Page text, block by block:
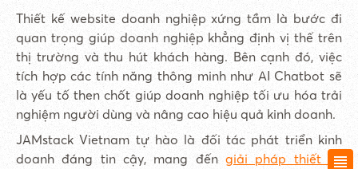
Thiết kế website doanh nghiệp xứng tầm là bước đi
quan trọng giúp doanh nghiệp khẳng định vị thế trên
thị trường và thu hút khách hàng. Bên cạnh đó, việc
tích hợp các tính năng thông minh như AI Chatbot sẽ
là yếu tố then chốt giúp doanh nghiệp tối ưu hóa trải
nghiệm người dùng và nâng cao hiệu quả kinh doanh.
JAMstack Vietnam tự hào là đối tác phát triển kinh
doanh đáng tin cậy, mang đến giải pháp thiết kế